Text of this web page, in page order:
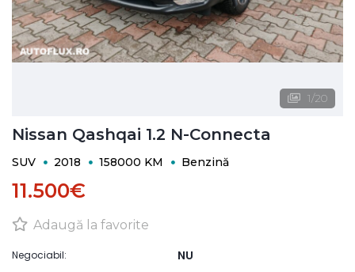
1/20
Nissan Qashqai 1.2 N-Connecta
SUV 2018 158000 KM Benzină
11.500€
Adaugă la favorite
Negociabil: NU